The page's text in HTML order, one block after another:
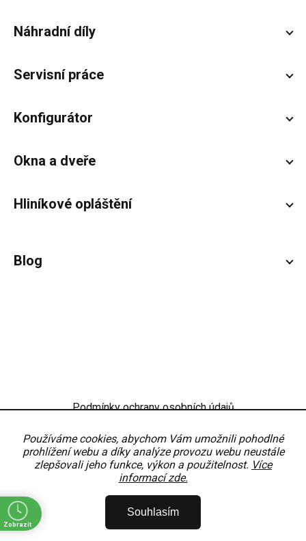
Používáme cookies, abychom Vám umožnili pohodlné
prohlížení webu a díky analýze provozu webu neustále
zlepšovali jeho funkce, výkon a použitelnost. Více
informací zde.
Souhlasím
Náhradní díly
Servisní práce
Konfigurátor
Okna a dveře
Hliníkové opláštění
Blog
Podmínky ochrany osobních údajů
Nastavení
Vytvořil Shoptet Premium Partner:MirandaMedia Group, s.r.o.
Copyright 2026 . Všechna práva vyhrazena.
Zobrazit